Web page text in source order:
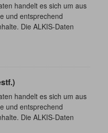
handelt es sich um aus
und entsprechend
Die ALKIS-Daten
handelt es sich um aus
und entsprechend
Die ALKIS-Daten